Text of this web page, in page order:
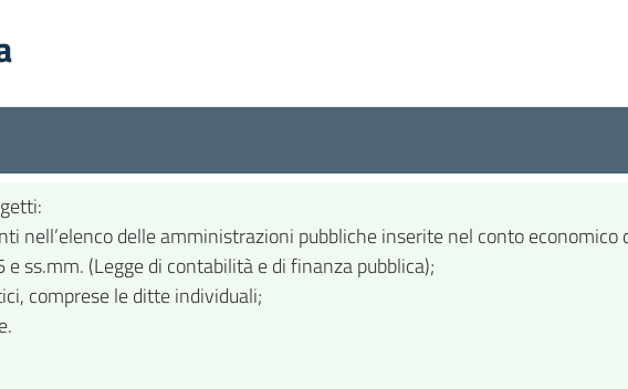
nell’elenco delle amministrazioni pubbliche inserite nel conto
ss.mm. (Legge di contabilità e di finanza pubblica);
comprese le ditte individuali;